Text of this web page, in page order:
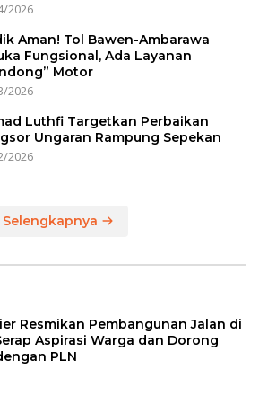
2026
Aman! Tol Bawen-Ambarawa
Fungsional, Ada Layanan
Motor
2026
Luthfi Targetkan Perbaikan
Ungaran Rampung Sepekan
2026
Selengkapnya
Resmikan Pembangunan Jalan di
Aspirasi Warga dan Dorong
PLN